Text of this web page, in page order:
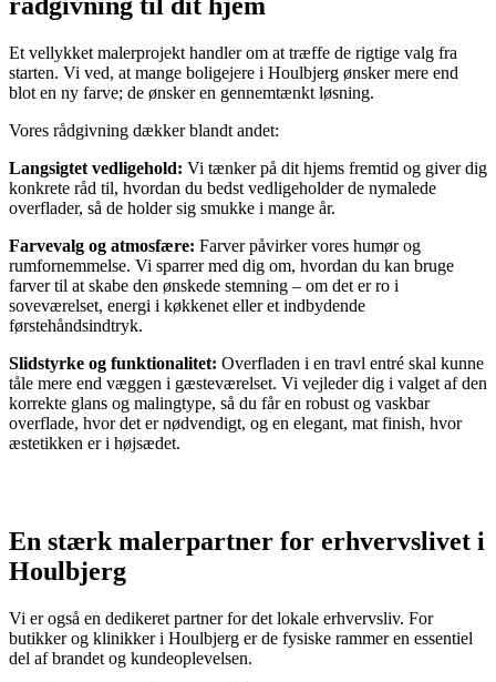
rådgivning til dit hjem
Et vellykket malerprojekt handler om at træffe de rigtige valg fra
starten. Vi ved, at mange boligejere i Houlbjerg ønsker mere end
blot en ny farve; de ønsker en gennemtænkt løsning.
Vores rådgivning dækker blandt andet:
Langsigtet vedligehold: Vi tænker på dit hjems fremtid og giver dig
konkrete råd til, hvordan du bedst vedligeholder de nymalede
overflader, så de holder sig smukke i mange år.
Farvevalg og atmosfære: Farver påvirker vores humør og
rumfornemmelse. Vi sparrer med dig om, hvordan du kan bruge
farver til at skabe den ønskede stemning – om det er ro i
soveværelset, energi i køkkenet eller et indbydende
førstehåndsindtryk.
Slidstyrke og funktionalitet: Overfladen i en travl entré skal kunne
tåle mere end væggen i gæsteværelset. Vi vejleder dig i valget af den
korrekte glans og malingtype, så du får en robust og vaskbar
overflade, hvor det er nødvendigt, og en elegant, mat finish, hvor
æstetikken er i højsædet.
En stærk malerpartner for erhvervslivet i
Houlbjerg
Vi er også en dedikeret partner for det lokale erhvervsliv. For
butikker og klinikker i Houlbjerg er de fysiske rammer en essentiel
del af brandet og kundeoplevelsen.